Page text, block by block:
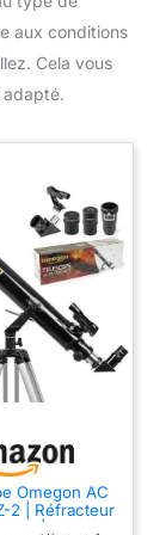
aux conditions
Cela vous
adapté.
Omegon AC
2 | Réfracteur
| léger et